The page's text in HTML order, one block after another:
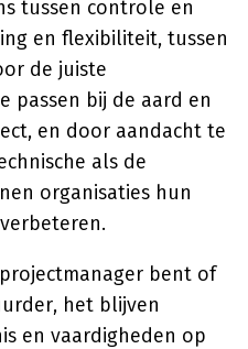
tussen controle en
en flexibiliteit, tussen
de juiste
passen bij de aard en
en door aandacht te
als de
organisaties hun
bent of
het blijven
en vaardigheden op